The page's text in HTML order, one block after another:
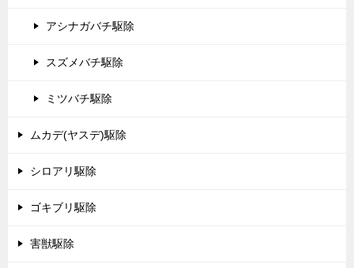
アシナガバチ駆除
スズメバチ駆除
ミツバチ駆除
ムカデ(ヤスデ)駆除
シロアリ駆除
ゴキブリ駆除
害獣駆除